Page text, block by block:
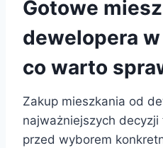
Gotowe
dewelopera
co warto
Zakup mieszkania od
najważniejszych
przed wyborem